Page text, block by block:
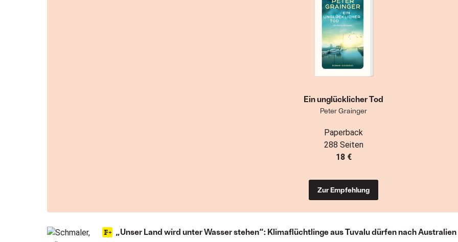
„Unser Land wird unter Wasser stehen“: Klimaflüchtlinge aus Tuvalu dürfen nach Australien
Ein unglücklicher Tod
Peter Grainger
Paperback
288 Seiten
18 €
Zur Empfehlung